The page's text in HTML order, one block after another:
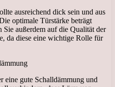
ausreichend dick sein und aus
optimale Türstärke beträgt
Sie außerdem auf die Qualität der
da diese eine wichtige Rolle für
eine gute Schalldämmung und